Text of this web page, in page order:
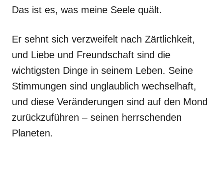
Das ist es, was meine Seele quält.
Er sehnt sich verzweifelt nach Zärtlichkeit,
und Liebe und Freundschaft sind die
wichtigsten Dinge in seinem Leben. Seine
Stimmungen sind unglaublich wechselhaft,
und diese Veränderungen sind auf den Mond
zurückzuführen – seinen herrschenden
Planeten.